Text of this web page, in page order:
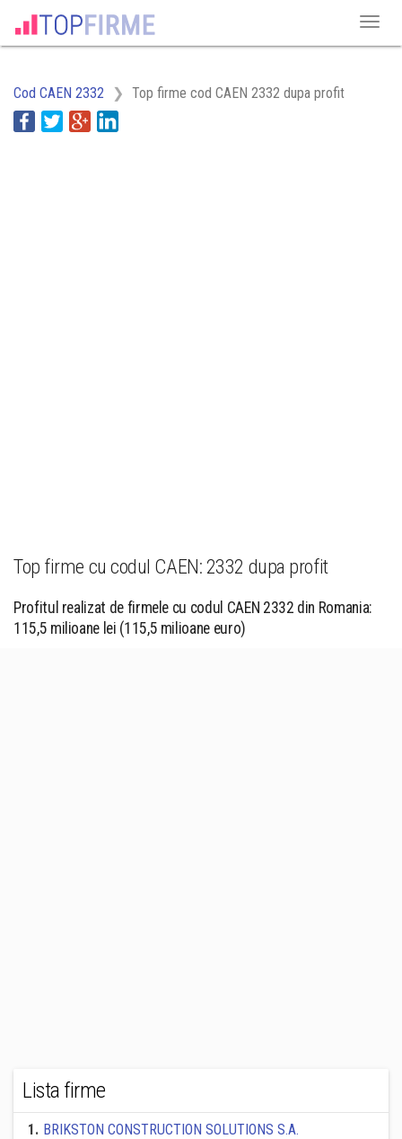
Cod CAEN 2332 Top firme cod CAEN 2332 dupa profit
Top firme cu codul CAEN: 2332 dupa profit
Profitul realizat de firmele cu codul CAEN 2332 din Romania:
115,5 milioane lei (115,5 milioane euro)
Lista firme
1. BRIKSTON CONSTRUCTION SOLUTIONS S.A.